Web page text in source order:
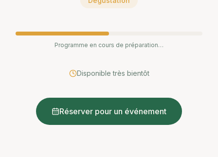
Programme en cours de préparation…
Disponible très bientôt
Réserver pour un événement